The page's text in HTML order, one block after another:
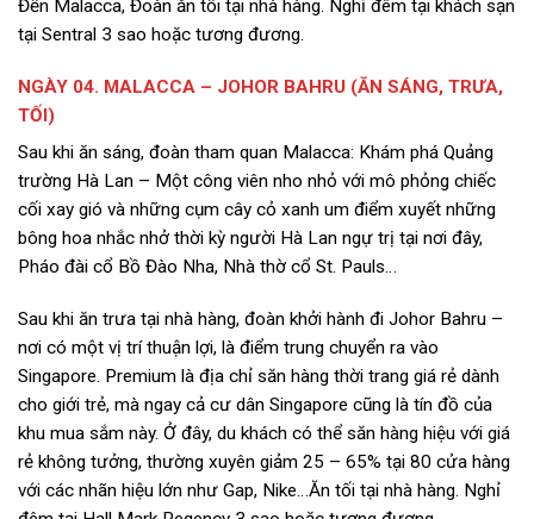
Đến Malacca, Đoàn ăn tối tại nhà hàng. Nghỉ đêm tại khách sạn
tại Sentral 3 sao hoặc tương đương.
NGÀY 04. MALACCA – JOHOR BAHRU (ĂN SÁNG, TRƯA,
TỐI)
Sau khi ăn sáng, đoàn tham quan Malacca: Khám phá Quảng
trường Hà Lan – Một công viên nho nhỏ với mô phỏng chiếc
cối xay gió và những cụm cây cỏ xanh um điểm xuyết những
bông hoa nhắc nhở thời kỳ người Hà Lan ngự trị tại nơi đây,
Pháo đài cổ Bồ Đào Nha, Nhà thờ cổ St. Pauls…
Sau khi ăn trưa tại nhà hàng, đoàn khởi hành đi Johor Bahru –
nơi có một vị trí thuận lợi, là điểm trung chuyển ra vào
Singapore. Premium là địa chỉ săn hàng thời trang giá rẻ dành
cho giới trẻ, mà ngay cả cư dân Singapore cũng là tín đồ của
khu mua sắm này. Ở đây, du khách có thể săn hàng hiệu với giá
rẻ không tưởng, thường xuyên giảm 25 – 65% tại 80 cửa hàng
với các nhãn hiệu lớn như Gap, Nike…Ăn tối tại nhà hàng. Nghỉ